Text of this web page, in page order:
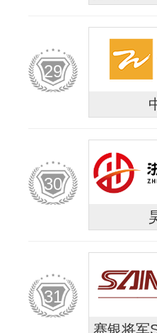
29
30
31
赛银将军